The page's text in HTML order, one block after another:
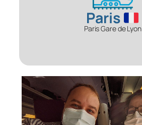
Paris
Paris Gare de Lyon